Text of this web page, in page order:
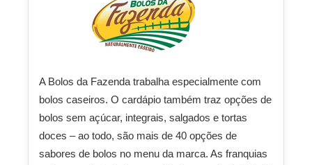
A Bolos da Fazenda trabalha especialmente com
bolos caseiros. O cardápio também traz opções de
bolos sem açúcar, integrais, salgados e tortas
doces – ao todo, são mais de 40 opções de
sabores de bolos no menu da marca. As franquias